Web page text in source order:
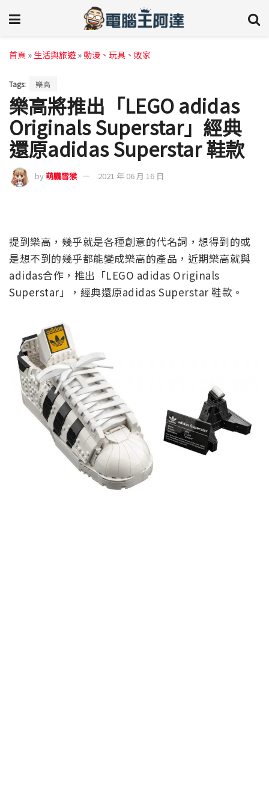
首頁 » 生活與旅遊 » 動漫、玩具、敗家
Tags: 樂高
樂高將推出「LEGO adidas
Originals Superstar」經典
還原adidas Superstar 鞋款
by 萌朧雪猴 2021 年 06 月 16 日
提到樂高，幾乎就是各種創意的代名詞，想得到的或
是想不到的幾乎都能變成樂高的產品，近期樂高就與
adidas合作，推出「LEGO adidas Originals
Superstar」，經典還原adidas Superstar 鞋款。